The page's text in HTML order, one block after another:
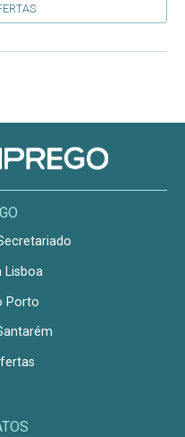
Lisboa
Porto